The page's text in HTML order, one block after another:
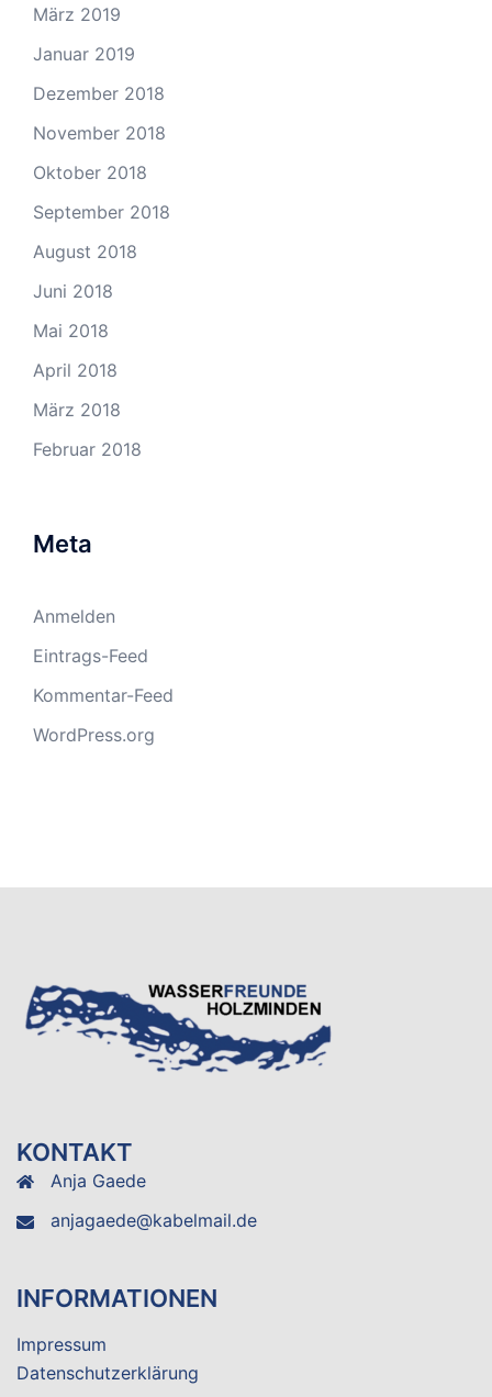
März 2019
Januar 2019
Dezember 2018
November 2018
Oktober 2018
September 2018
August 2018
Juni 2018
Mai 2018
April 2018
März 2018
Februar 2018
Meta
Anmelden
Eintrags-Feed
Kommentar-Feed
WordPress.org
KONTAKT
Anja Gaede
anjagaede@kabelmail.de
INFORMATIONEN
Impressum
Datenschutzerklärung